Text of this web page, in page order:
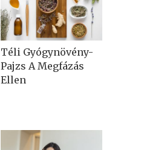
Téli Gyógynövény-
Pajzs A Megfázás
Ellen